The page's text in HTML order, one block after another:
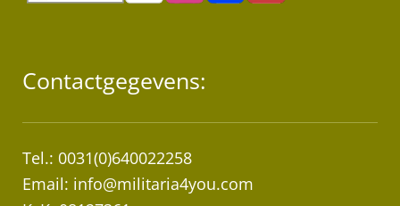
Contactgegevens:
Tel.: 0031(0)640022258
Email: info@militaria4you.com